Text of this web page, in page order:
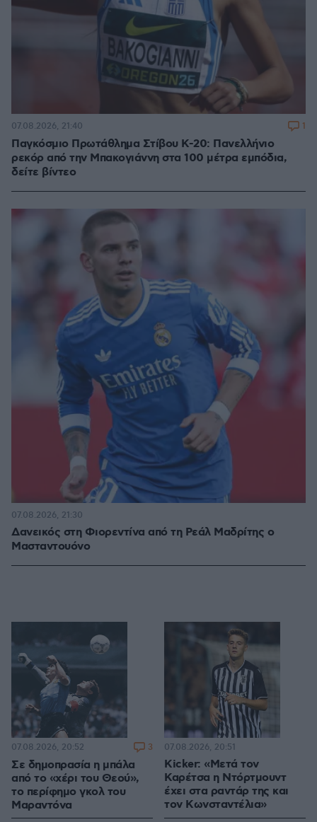
Παγκόσμιο Πρωτάθλημα Στίβου Κ-20: Πανελλήνιο
ρεκόρ από την Μπακογιάννη στα 100 μέτρα εμπόδια,
δείτε βίντεο
07.08.2026, 21:40 1
Δανεικός στη Φιορεντίνα από τη Ρεάλ Μαδρίτης ο
Μασταντουόνο
07.08.2026, 21:30
Σε δημοπρασία η μπάλα
από το «χέρι του Θεού»,
το περίφημο γκολ του
Μαραντόνα
07.08.2026, 20:52 3
Kicker: «Μετά τον
Καρέτσα η Ντόρτμουντ
έχει στα ραντάρ της και
τον Κωνσταντέλια»
07.08.2026, 20:51